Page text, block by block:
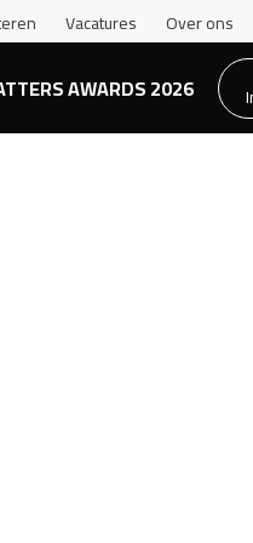
Vacatures Over ons
AWARDS 2026